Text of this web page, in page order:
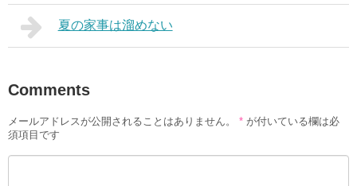
夏の家事は溜めない
Comments
メールアドレスが公開されることはありません。 * が付いている欄は必
須項目です